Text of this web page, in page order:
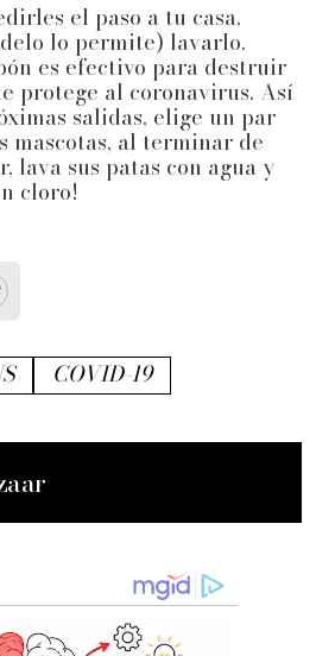
el paso a tu casa,
lo permite) lavarlo.
es efectivo para destruir
protege al coronavirus. Así
salidas, elige un par
mascotas, al terminar de
lava sus patas con agua y
cloro!
COVID-19